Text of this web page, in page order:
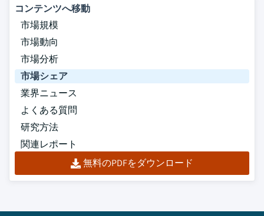
コンテンツへ移動
市場規模
市場動向
市場分析
市場シェア
業界ニュース
よくある質問
研究方法
関連レポート
無料のPDFをダウンロード